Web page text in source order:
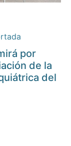
por
de la
del